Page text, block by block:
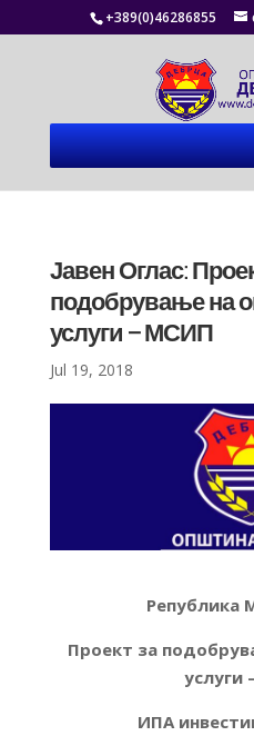
+389(0)46286855
Јавен Оглас:
подобрување на
услуги – МСИП
Jul 19, 2018
Република
Проект за
услуги
ИПА